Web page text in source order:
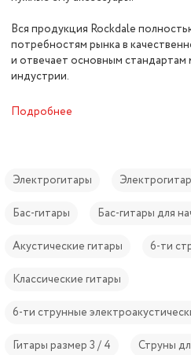
Вся продукция Rockdale
потребностям рынка в
и отвечает основным стандартам
индустрии.
Подробнее
Электрогитары
Бас-гитары Бас-гитары для
Акустические гитары 6-ти
Классические гитары
6-ти струнные
Гитары размер 3 / 4 Струны